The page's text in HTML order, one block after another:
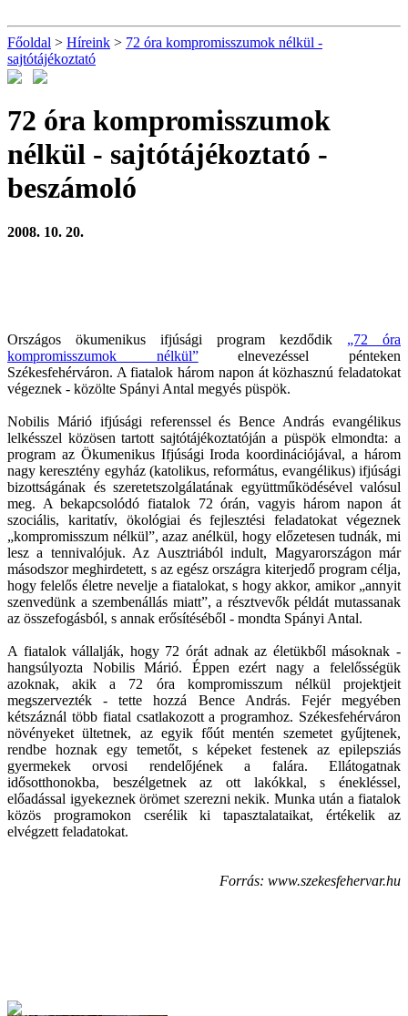
Főoldal > Híreink > 72 óra kompromisszumok nélkül -
sajtótájékoztató
72 óra kompromisszumok
nélkül - sajtótájékoztató -
beszámoló
2008. 10. 20.
Országos ökumenikus ifjúsági program kezdődik „72 óra
kompromisszumok nélkül”elnevezéssel pénteken
Székesfehérváron. A fiatalok három napon át közhasznú feladatokat
végeznek - közölte Spányi Antal megyés püspök.
Nobilis Márió ifjúsági referenssel és Bence András evangélikus
lelkésszel közösen tartott sajtótájékoztatóján a püspök elmondta: a
program az Ökumenikus Ifjúsági Iroda koordinációjával, a három
nagy keresztény egyház (katolikus, református, evangélikus) ifjúsági
bizottságának és szeretetszolgálatának együttműködésével valósul
meg. A bekapcsolódó fiatalok 72 órán, vagyis három napon át
szociális, karitatív, ökológiai és fejlesztési feladatokat végeznek
„kompromisszum nélkül”, azaz anélkül, hogy előzetesen tudnák, mi
lesz a tennivalójuk. Az Ausztriából indult, Magyarországon már
másodszor meghirdetett, s az egész országra kiterjedő program célja,
hogy felelős életre nevelje a fiatalokat, s hogy akkor, amikor „annyit
szenvedünk a szembenállás miatt”, a résztvevők példát mutassanak
az összefogásból, s annak erősítéséből - mondta Spányi Antal.
A fiatalok vállalják, hogy 72 órát adnak az életükből másoknak -
hangsúlyozta Nobilis Márió. Éppen ezért nagy a felelősségük
azoknak, akik a 72 óra kompromisszum nélkül projektjeit
megszervezték - tette hozzá Bence András. Fejér megyében
kétszáznál több fiatal csatlakozott a programhoz. Székesfehérváron
növényeket ültetnek, az egyik főút mentén szemetet gyűjtenek,
rendbe hoznak egy temetőt, s képeket festenek az epilepsziás
gyermekek orvosi rendelőjének a falára. Ellátogatnak
idősotthonokba, beszélgetnek az ott lakókkal, s énekléssel,
előadással igyekeznek örömet szerezni nekik. Munka után a fiatalok
közös programokon cserélik ki tapasztalataikat, értékelik az
elvégzett feladatokat.
Forrás: www.szekesfehervar.hu